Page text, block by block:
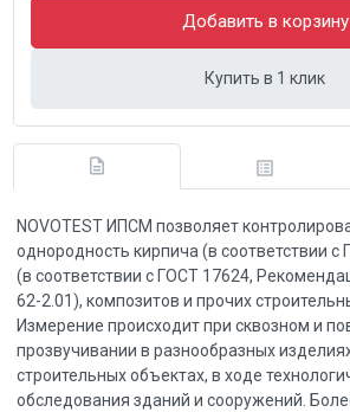
Добавить в корзину
Купить в 1 клик
NOVOTEST ИПСМ позволяет
однородность кирпича (в соответствии с
(в соответствии с ГОСТ 17624,
62-2.01), композитов и прочих
Измерение происходит при сквозном и
прозвучивании в разнообразных
строительных объектах, в ходе
обследования зданий и сооружений.